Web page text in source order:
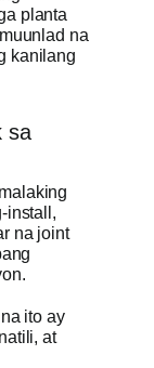
planta
na
kanilang
sa
install,
na joint
ito ay
at